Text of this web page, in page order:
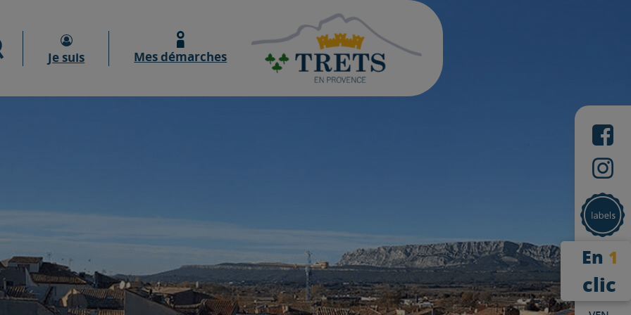
Moteur de recherche
Je suis Mes démarches
En 1
clic